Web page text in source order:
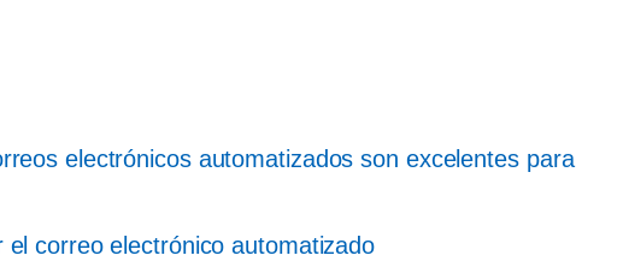
electrónicos automatizados son excelentes para
el correo electrónico automatizado